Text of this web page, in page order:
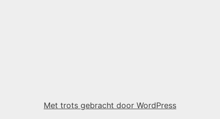
Met trots gebracht door WordPress